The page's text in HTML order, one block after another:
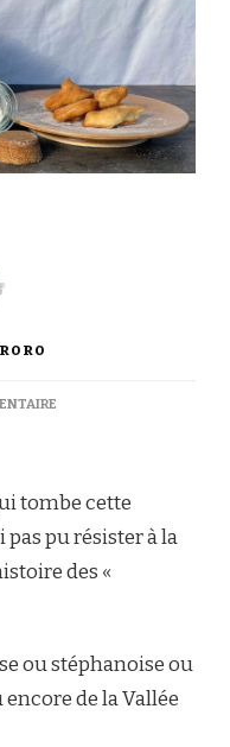
SUR
tombe cette
pas pu résister à la
des «
ou stéphanoise ou
de la Vallée